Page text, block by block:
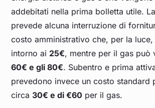
addebitati nella prima bolletta utile.
prevede alcuna interruzione di
costo amministrativo che, per la
intorno ai 25€, mentre per il gas può
60€ e gli 80€. Subentro e prima
prevedono invece un costo standard
circa 30€ e di €60 per il gas.